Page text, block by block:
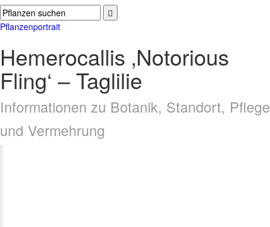
Pflanzenportrait
Hemerocallis ‚Notorious
Fling‘ – Taglilie
Informationen zu Botanik, Standort, Pflege
und Vermehrung